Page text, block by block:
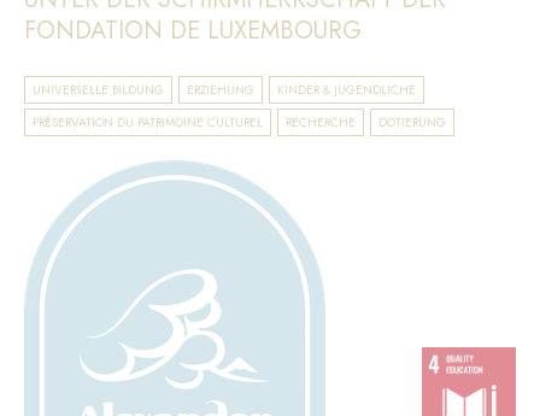
FONDATION DE LUXEMBOURG
UNIVERSELLE BILDUNG ERZIEHUNG
KINDER & JUGENDLICHE
PRÉSERVATION DU PATRIMOINE CULTUREL
RECHERCHE DOTIERUNG